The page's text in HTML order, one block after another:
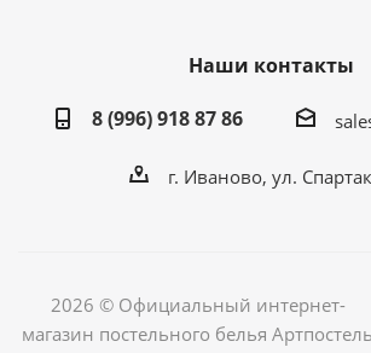
Наши контакты
8 (996) 918 87 86
г. Иваново, ул.
2026 © Официальный интернет-
магазин постельного белья Артпостель